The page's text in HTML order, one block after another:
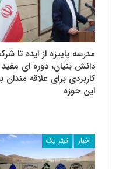
مدرسه پاییزه از ایده تا
دانش بنیان، دوره ای
کاربردی برای علاقه مندان
این حوزه
اخبار تیتر یک